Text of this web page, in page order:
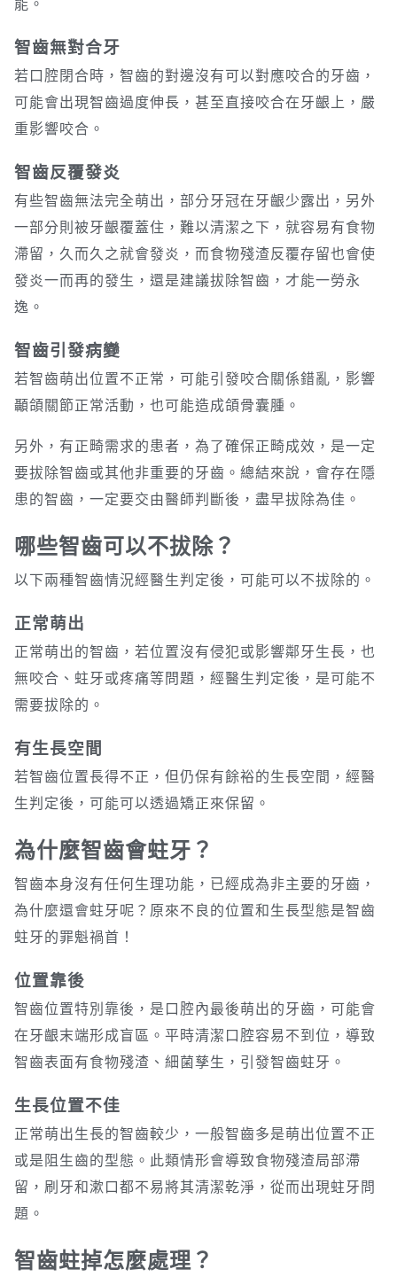
能。
智齒無對合牙
若口腔閉合時，智齒的對邊沒有可以對應咬合的牙齒，
可能會出現智齒過度伸長，甚至直接咬合在牙齦上，嚴
重影響咬合。
智齒反覆發炎
有些智齒無法完全萌出，部分牙冠在牙齦少露出，另外
一部分則被牙齦覆蓋住，難以清潔之下，就容易有食物
滯留，久而久之就會發炎，而食物殘渣反覆存留也會使
發炎一而再的發生，還是建議拔除智齒，才能一勞永
逸。
智齒引發病變
若智齒萌出位置不正常，可能引發咬合關係錯亂，影響
顳頜關節正常活動，也可能造成頜骨囊腫。
另外，有正畸需求的患者，為了確保正畸成效，是一定
要拔除智齒或其他非重要的牙齒。總結來說，會存在隱
患的智齒，一定要交由醫師判斷後，盡早拔除為佳。
哪些智齒可以不拔除？
以下兩種智齒情況經醫生判定後，可能可以不拔除的。
正常萌出
正常萌出的智齒，若位置沒有侵犯或影響鄰牙生長，也
無咬合、蛀牙或疼痛等問題，經醫生判定後，是可能不
需要拔除的。
有生長空間
若智齒位置長得不正，但仍保有餘裕的生長空間，經醫
生判定後，可能可以透過矯正來保留。
為什麼智齒會蛀牙？
智齒本身沒有任何生理功能，已經成為非主要的牙齒，
為什麼還會蛀牙呢？原來不良的位置和生長型態是智齒
蛀牙的罪魁禍首！
位置靠後
智齒位置特別靠後，是口腔內最後萌出的牙齒，可能會
在牙齦末端形成盲區。平時清潔口腔容易不到位，導致
智齒表面有食物殘渣、細菌孳生，引發智齒蛀牙。
生長位置不佳
正常萌出生長的智齒較少，一般智齒多是萌出位置不正
或是阻生齒的型態。此類情形會導致食物殘渣局部滯
留，刷牙和漱口都不易將其清潔乾淨，從而出現蛀牙問
題。
智齒蛀掉怎麼處理？